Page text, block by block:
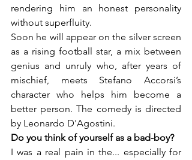
rendering him an honest personality
without superfluity.
Soon he will appear on the silver screen
as a rising football star, a mix between
genius and unruly who, after years of
mischief, meets Stefano Accorsi’s
character who helps him become a
better person. The comedy is directed
by Leonardo D'Agostini.
Do you think of yourself as a bad-boy?
I was a real pain in the... especially for